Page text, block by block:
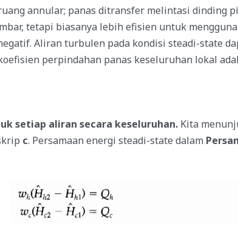
annular; panas ditransfer melintasi dinding
tetapi biasanya lebih efisien untuk
Aliran turbulen pada kondisi steadi-state
perpindahan panas keseluruhan lokal
setiap aliran secara keseluruhan. Kita
c. Persamaan energi steadi-state dalam